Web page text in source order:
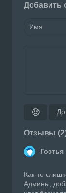
Добавить
🙂
Отзывы
Гостья
Как-то
Админы,